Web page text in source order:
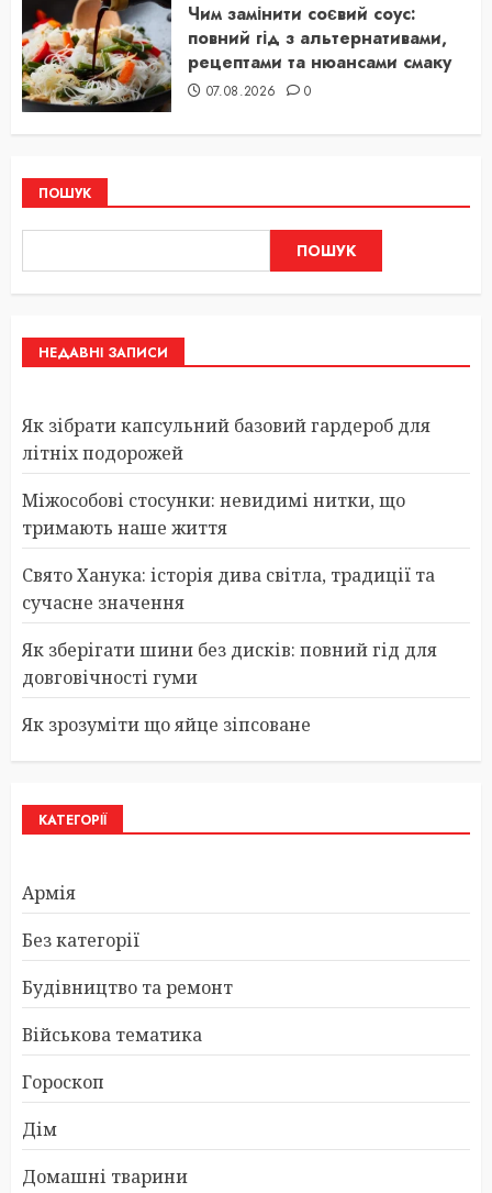
Чим замінити соєвий соус:
повний гід з альтернативами,
рецептами та нюансами смаку
07.08.2026 0
ПОШУК
ПОШУК
НЕДАВНІ ЗАПИСИ
Як зібрати капсульний базовий гардероб для
літніх подорожей
Міжособові стосунки: невидимі нитки, що
тримають наше життя
Свято Ханука: історія дива світла, традиції та
сучасне значення
Як зберігати шини без дисків: повний гід для
довговічності гуми
Як зрозуміти що яйце зіпсоване
КАТЕГОРІЇ
Армія
Без категорії
Будівництво та ремонт
Військова тематика
Гороскоп
Дім
Домашні тварини